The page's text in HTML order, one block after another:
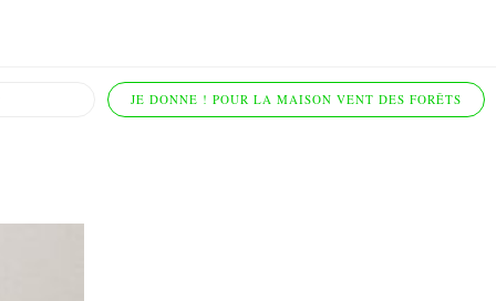
JE DONNE ! POUR LA MAISON VENT DES FORÊTS